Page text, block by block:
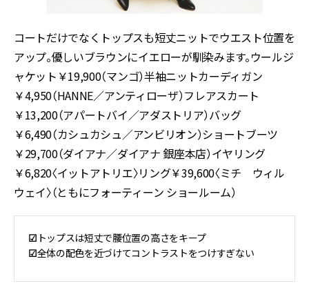
コートだけでなくトップスも短丈ニットでウエスト位置を
アップ。優しいブラウンにイエローが馴染みます。ウールジ
ャケット￥19,900（マンゴ）半袖ニットカーディガン
￥4,950（HANNE／アンティローザ）フレアスカート
￥13,200（アパートバイ／アダストリア）バッグ
￥6,490（カシュカシュ／アンビリオン）ショートブーツ
￥29,700（ダイアナ／ダイアナ 銀座本店）イヤリング
￥6,820〈イットアトリエ〉リング￥39,600〈ミチ ウィル
ウェイ〉（ともにフォーティーン ショールーム）
☑︎ トップスは短丈で腰位置の高さをキープ
☑︎全体の配色を近づけてコントラストをつけすぎない